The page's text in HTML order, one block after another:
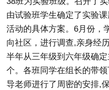
由试验班学生确定了实验
活动的具体方案。6月份，
向社区，进行调查,亲身经
半年从三年级到六年级确
个。各班同学在组长的带
导老师进行了周密的安排,